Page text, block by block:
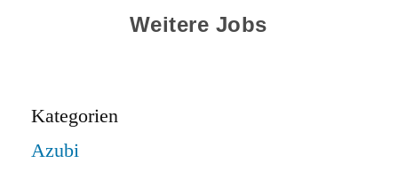
Weitere Jobs
Kategorien
Azubi